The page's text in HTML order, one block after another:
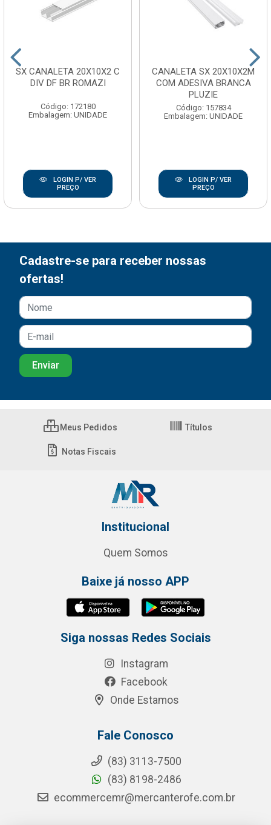
SX CANALETA 20X10X2 C
DIV DF BR ROMAZI
Código: 172180
Embalagem: UNIDADE
LOGIN P/ VER
PREÇO
CANALETA SX 20X10X2M
COM ADESIVA BRANCA
PLUZIE
Código: 157834
Embalagem: UNIDADE
LOGIN P/ VER
PREÇO
Cadastre-se para receber nossas
ofertas!
Meus Pedidos Títulos
Notas Fiscais
Institucional
Quem Somos
Baixe já nosso APP
Siga nossas Redes Sociais
Instagram
Facebook
Onde Estamos
Fale Conosco
(83) 3113-7500
(83) 8198-2486
ecommercemr@mercanterofe.com.br